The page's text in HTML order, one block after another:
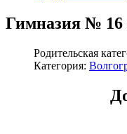
Гимназия № 16
Родительская
Категория: